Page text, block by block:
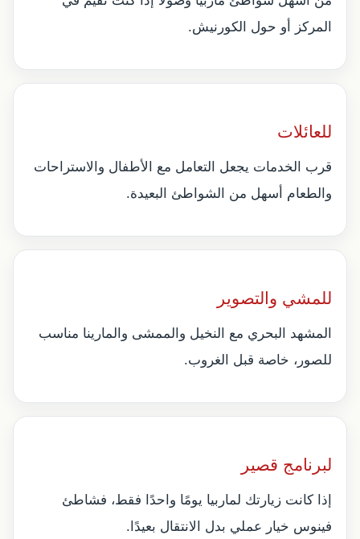
المركز أو حول الكورنيش.
للعائلات
قرب الخدمات يجعل التعامل مع الأطفال والاستراحات
والطعام أسهل من الشواطئ البعيدة.
للمشي والتصوير
المشهد البحري مع النخيل والممشى والمارينا مناسب
للصور، خاصة قبل الغروب.
لبرنامج قصير
إذا كانت زيارتك لماربيا يومًا واحدًا فقط، فشاطئ
فينوس خيار عملي بدل الانتقال بعيدًا.